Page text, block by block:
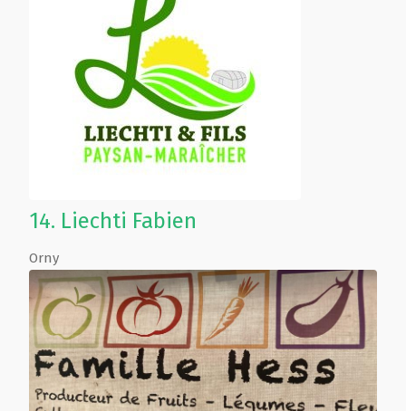
14. Liechti Fabien
Orny